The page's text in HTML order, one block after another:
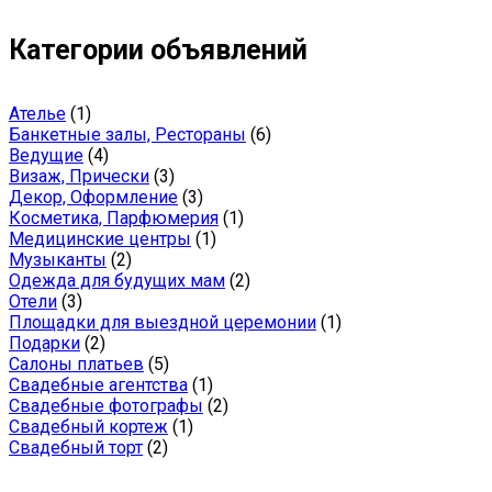
Категории объявлений
Ателье (1)
Банкетные залы, Рестораны (6)
Ведущие (4)
Визаж, Прически (3)
Декор, Оформление (3)
Косметика, Парфюмерия (1)
Медицинские центры (1)
Музыканты (2)
Одежда для будущих мам (2)
Отели (3)
Площадки для выездной церемонии (1)
Подарки (2)
Салоны платьев (5)
Свадебные агентства (1)
Свадебные фотографы (2)
Свадебный кортеж (1)
Свадебный торт (2)